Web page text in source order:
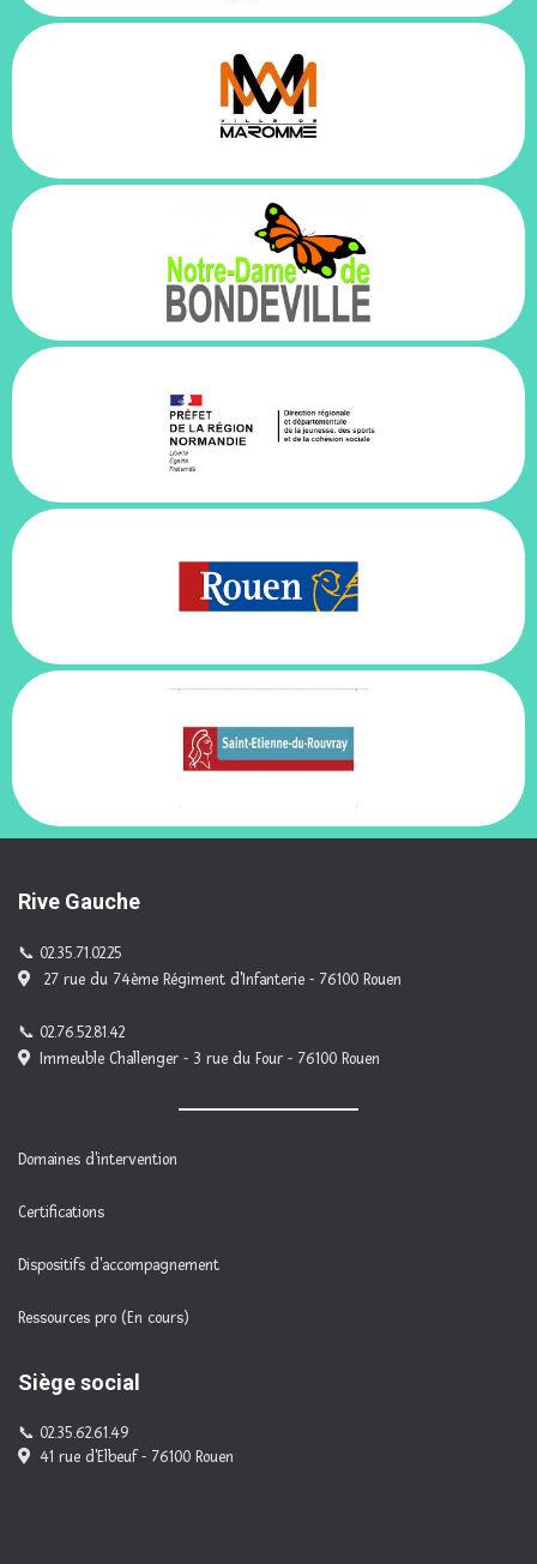
Rive Gauche
02.35.71.02.25
27 rue du 74ème Régiment d'Infanterie - 76100 Rouen
02.76.52.81.42
Immeuble Challenger - 3 rue du Four - 76100 Rouen
Domaines d'intervention
Certifications
Dispositifs d'accompagnement
Ressources pro (En cours)
Siège social
02.35.62.61.49
41 rue d'Elbeuf - 76100 Rouen